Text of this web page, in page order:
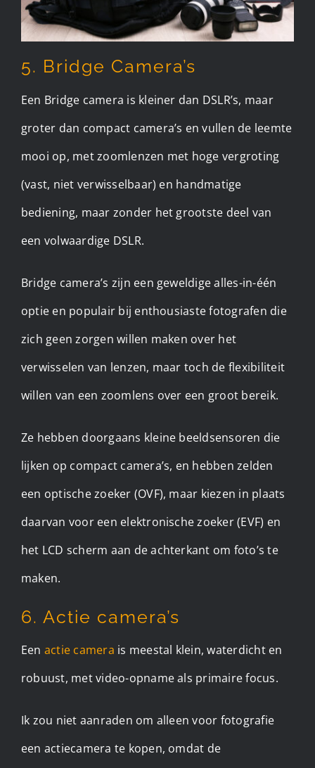
5. Bridge Camera’s
Een Bridge camera is kleiner dan DSLR’s, maar
groter dan compact camera’s en vullen de leemte
mooi op, met zoomlenzen met hoge vergroting
(vast, niet verwisselbaar) en handmatige
bediening, maar zonder het grootste deel van
een volwaardige DSLR.
Bridge camera’s zijn een geweldige alles-in-één
optie en populair bij enthousiaste fotografen die
zich geen zorgen willen maken over het
verwisselen van lenzen, maar toch de flexibiliteit
willen van een zoomlens over een groot bereik.
Ze hebben doorgaans kleine beeldsensoren die
lijken op compact camera’s, en hebben zelden
een optische zoeker (OVF), maar kiezen in plaats
daarvan voor een elektronische zoeker (EVF) en
het LCD scherm aan de achterkant om foto’s te
maken.
6. Actie camera’s
Een actie camera is meestal klein, waterdicht en
robuust, met video-opname als primaire focus.
Ik zou niet aanraden om alleen voor fotografie
een actiecamera te kopen, omdat de